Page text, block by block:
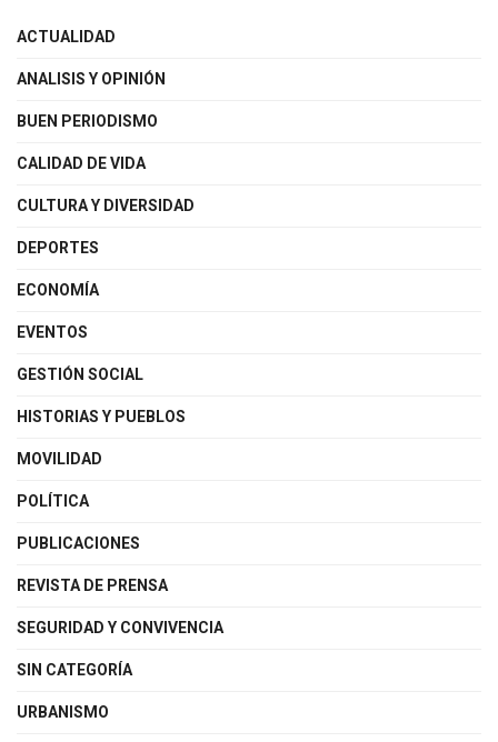
ACTUALIDAD
ANALISIS Y OPINIÓN
BUEN PERIODISMO
CALIDAD DE VIDA
CULTURA Y DIVERSIDAD
DEPORTES
ECONOMÍA
EVENTOS
GESTIÓN SOCIAL
HISTORIAS Y PUEBLOS
MOVILIDAD
POLÍTICA
PUBLICACIONES
REVISTA DE PRENSA
SEGURIDAD Y CONVIVENCIA
SIN CATEGORÍA
URBANISMO